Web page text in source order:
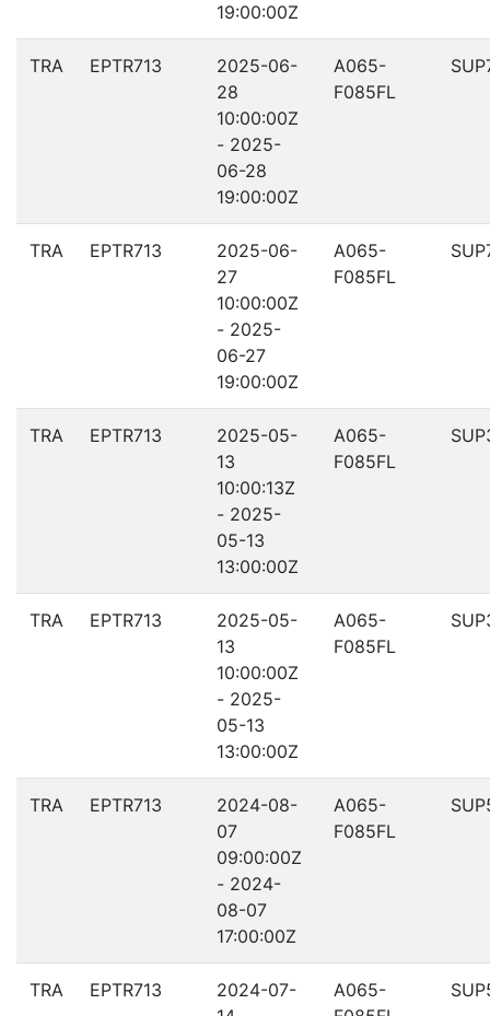
19:00:00Z
TRA EPTR713
2025-06-
28
10:00:00Z
- 2025-
06-28
19:00:00Z
A065-
F085FL
TRA EPTR713
2025-06-
27
10:00:00Z
- 2025-
06-27
19:00:00Z
A065-
F085FL
TRA EPTR713
2025-05-
13
10:00:13Z
- 2025-
05-13
13:00:00Z
A065-
F085FL
TRA EPTR713
2025-05-
13
10:00:00Z
- 2025-
05-13
13:00:00Z
A065-
F085FL
TRA EPTR713
2024-08-
07
09:00:00Z
- 2024-
08-07
17:00:00Z
A065-
F085FL
TRA EPTR713
2024-07-
A065-